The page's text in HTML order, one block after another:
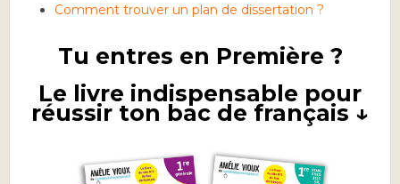
Comment trouver un plan de dissertation ?
Tu entres en Première ?
Le livre indispensable pour
réussir ton bac de français ↓